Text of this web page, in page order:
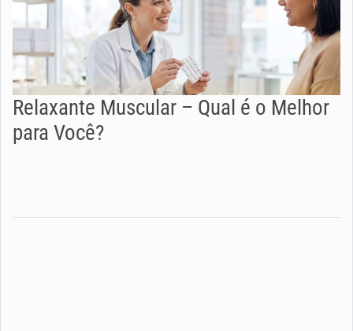
Relaxante Muscular – Qual é o Melhor
para Você?